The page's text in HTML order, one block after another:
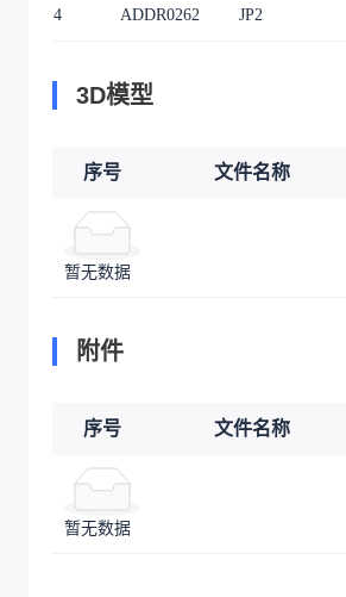
4 ADDR0262 JP2
3D模型
序号 文件名称
暂无数据
附件
序号 文件名称
暂无数据